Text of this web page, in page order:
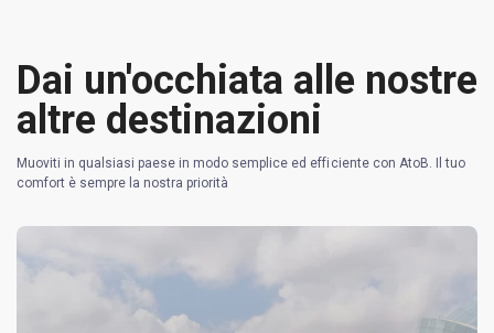
Dai un'occhiata alle nostre
altre destinazioni
Muoviti in qualsiasi paese in modo semplice ed efficiente con AtoB. Il tuo
comfort è sempre la nostra priorità